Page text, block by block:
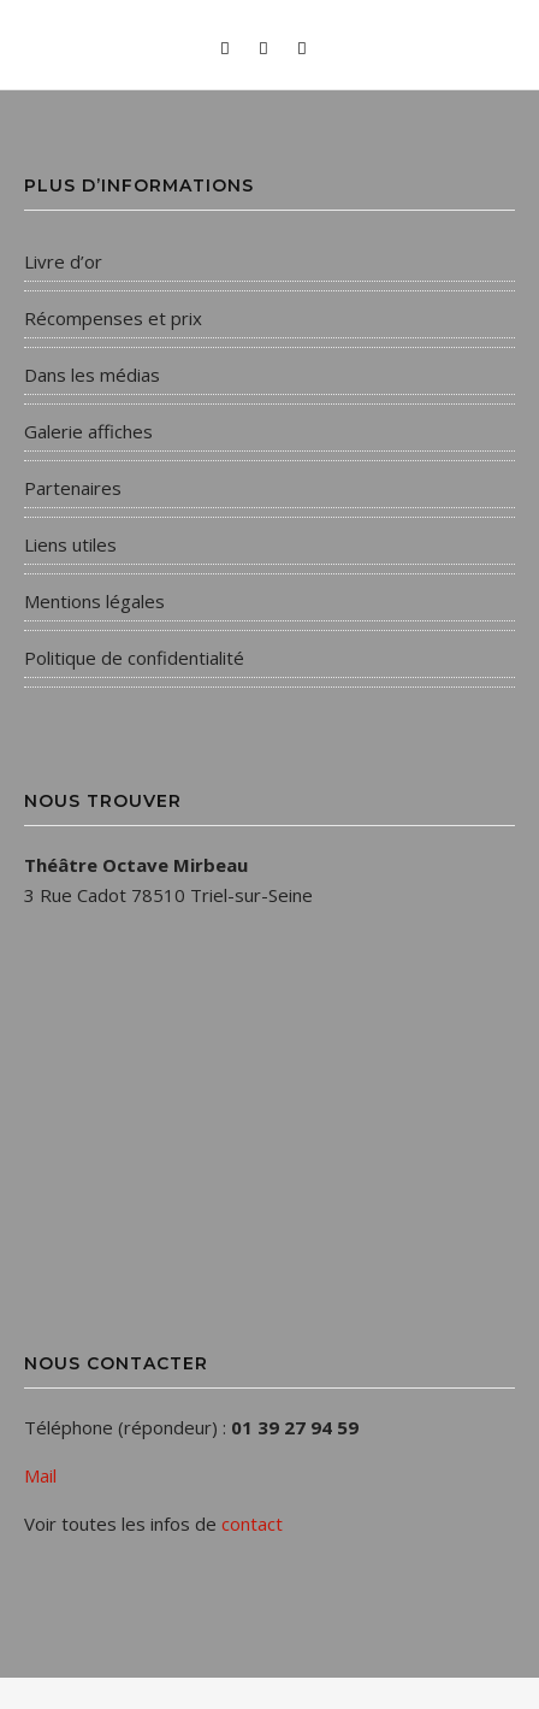
PLUS D’INFORMATIONS
Livre d’or
Récompenses et prix
Dans les médias
Galerie affiches
Partenaires
Liens utiles
Mentions légales
Politique de confidentialité
NOUS TROUVER
Théâtre Octave Mirbeau
3 Rue Cadot 78510 Triel-sur-Seine
NOUS CONTACTER
Téléphone (répondeur) : 01 39 27 94 59
Mail
Voir toutes les infos de contact